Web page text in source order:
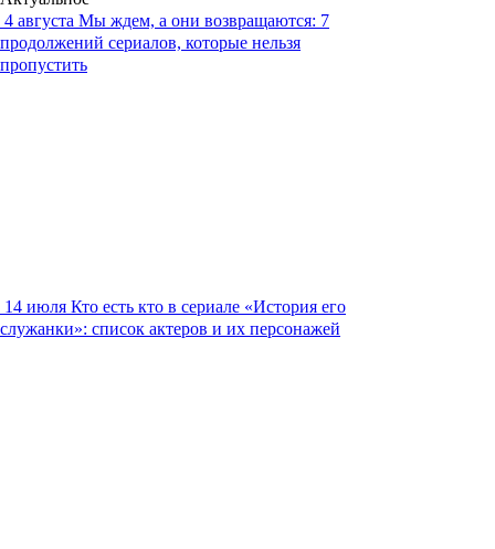
4 августа Мы ждем, а они возвращаются: 7
продолжений сериалов, которые нельзя
пропустить
14 июля Кто есть кто в сериале «История его
служанки»: список актеров и их персонажей